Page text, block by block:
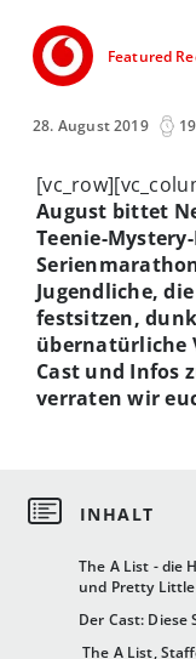
Featured
28. August 2019
The A List - die
und Pretty
Der Cast:
The A List,
August bittet
Teenie-
Jugendliche,
festsitzen,
übernatürliche
Cast und Infos
verraten wir